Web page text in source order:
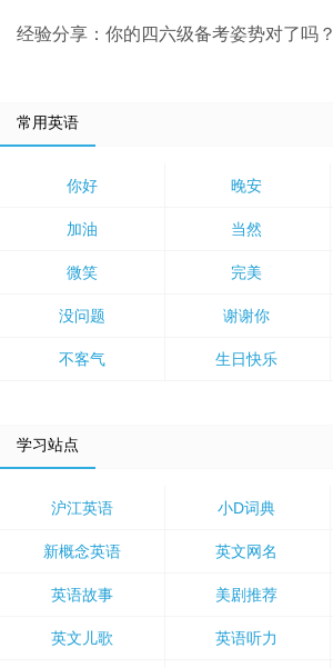
经验分享：你的四六级备考姿势对了吗？
常用英语
你好 晚安
加油 当然
微笑 完美
没问题 谢谢你
不客气 生日快乐
学习站点
沪江英语 小D词典
新概念英语 英文网名
英语故事 美剧推荐
英文儿歌 英语听力